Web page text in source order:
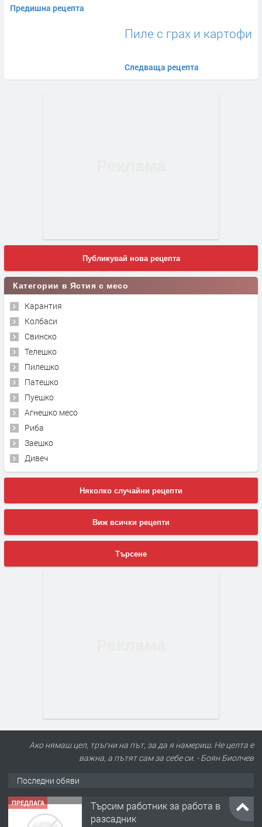
Предишна рецепта
Пиле с грах и картофи
Следваща рецепта
Публикувай нова рецепта
Категории в Ястия с месо
Карантия
Колбаси
Свинско
Телешко
Пилешко
Патешко
Пуешко
Агнешко месо
Риба
Заешко
Дивеч
Няколко случайни рецепти
Виж всички рецепти
Търсене
Ако нямаш цел, тръгни на път, за да я намериш. Не целта е
важна, а пътят сам за себе си. - Боян Биолчев
Последни обяви
ПРЕДЛАГА
Търсим работник за работа в
разсадник